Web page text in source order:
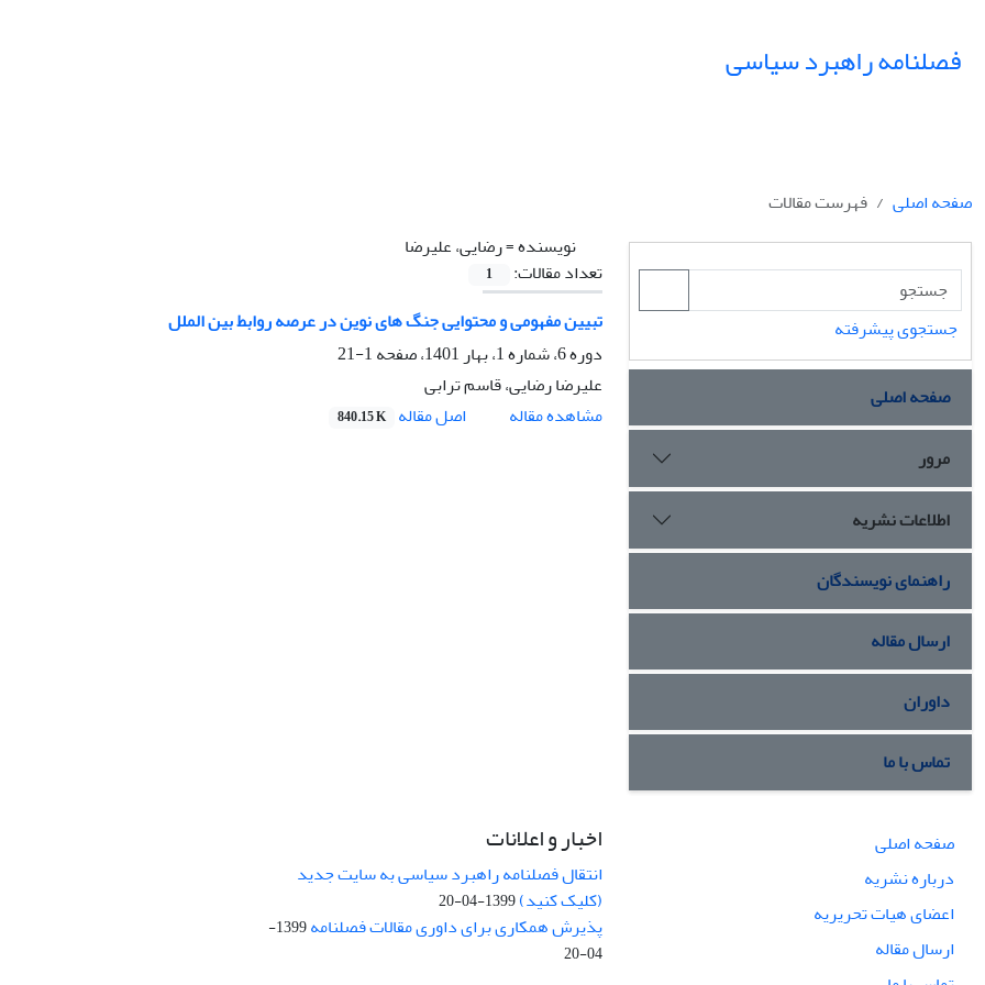
فصلنامه راهبرد سیاسی
صفحه اصلی
فهرست مقالات
نویسنده =رضایی، علیرضا
تعداد مقالات:
1
تبیین مفهومی و محتوایی ‏جنگ‏ های نوین در عرصه روابط بین‏ الملل
دوره 6، شماره 1، بهار 1401، صفحه
1-21
علیرضا رضایی، قاسم ترابی
مشاهده مقاله
اصل مقاله 840.15 K
جستجوی پیشرفته
صفحه اصلی
مرور
اطلاعات نشریه
راهنمای نویسندگان
ارسال مقاله
داوران
تماس با ما
صفحه اصلی
درباره نشریه
اعضای هیات تحریریه
ارسال مقاله
اخبار و اعلانات
انتقال فصلنامه راهبرد سیاسی به سایت جدید
(کلیک کنید)1399-04-20
پذیرش همکاری برای داوری مقالات فصلنامه
1399-
04-20